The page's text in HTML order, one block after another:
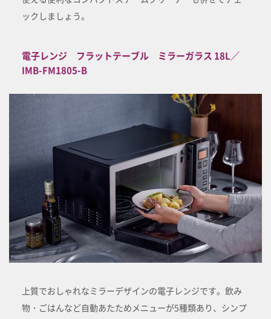
ックしましょう。
電子レンジ フラットテーブル ミラーガラス 18L／
IMB-FM1805-B
上質でおしゃれなミラーデザインの電子レンジです。飲み
物・ごはんなど自動あたためメニューが5種類あり、シンプ